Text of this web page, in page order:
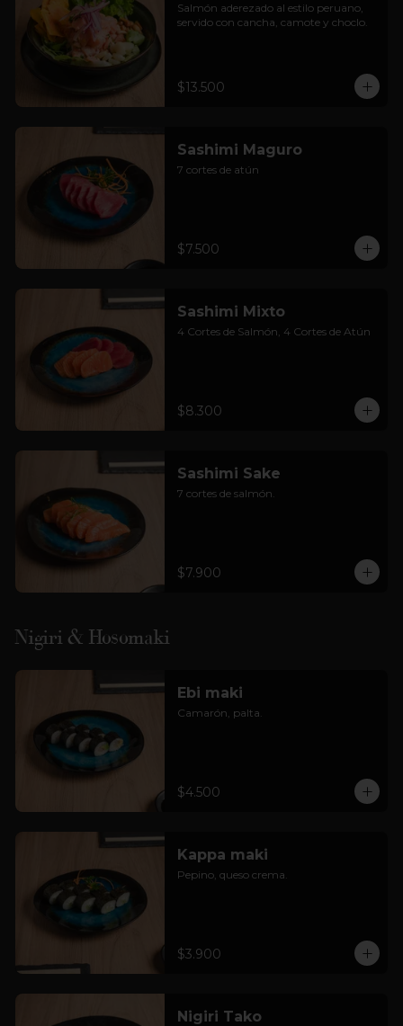
Salmón aderezado al estilo peruano,
servido con cancha, camote y choclo.
$13.500
Sashimi Maguro
7 cortes de atún
$7.500
Sashimi Mixto
4 Cortes de Salmón, 4 Cortes de Atún
$8.300
Sashimi Sake
7 cortes de salmón.
$7.900
Nigiri & Hosomaki
Ebi maki
Camarón, palta.
$4.500
Kappa maki
Pepino, queso crema.
$3.900
Nigiri Tako